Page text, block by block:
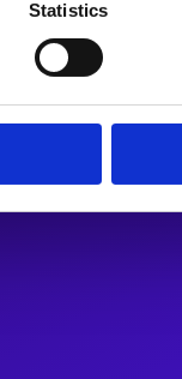
Statistics